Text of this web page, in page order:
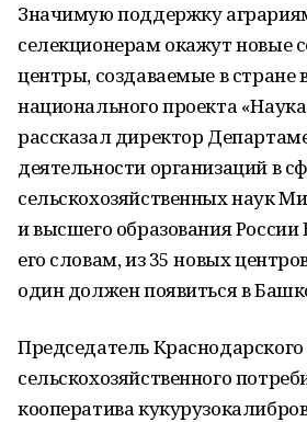
Значимую поддержку
селекционерам окажут новые
центры, создаваемые в стране
национального проекта
рассказал директор
деятельности организаций в
сельскохозяйственных наук
и высшего образования России
его словам, из 35 новых
один должен появиться в
Председатель Краснодарского
сельскохозяйственного
кооператива